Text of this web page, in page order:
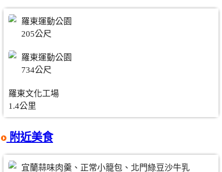
羅東運動公園
205公尺
羅東運動公園
734公尺
羅東文化工場
1.4公里
附近美食
宜蘭蒜味肉羹、正常小籠包、北門綠豆沙牛乳